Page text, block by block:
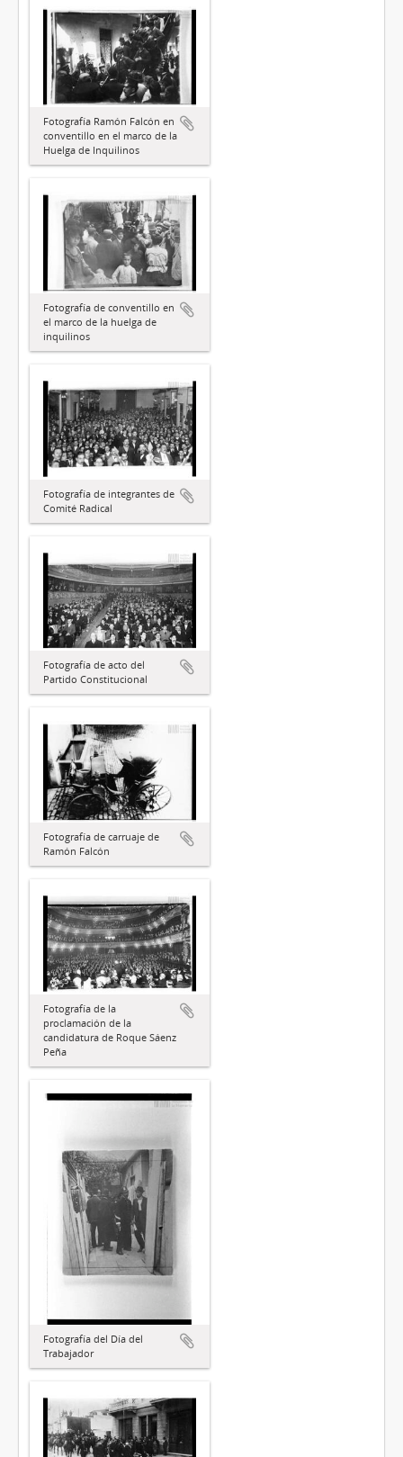
Fotografía Ramón Falcón en
conventillo en el marco de la
Huelga de Inquilinos
Fotografía de conventillo en
el marco de la huelga de
inquilinos
Fotografía de integrantes de
Comité Radical
Fotografía de acto del
Partido Constitucional
Fotografía de carruaje de
Ramón Falcón
Fotografía de la
proclamación de la
candidatura de Roque Sáenz
Peña
Fotografía del Día del
Trabajador